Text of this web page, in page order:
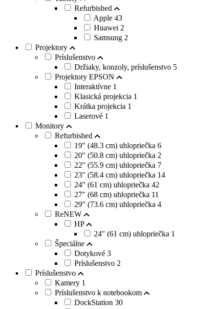
Refurbished
Apple 43
Huawei 2
Samsung 2
Projektory
Príslušenstvo
Držiaky, konzoly, príslušenstvo 5
Projektory EPSON
Interaktívne 1
Klasická projekcia 1
Krátka projekcia 1
Laserové 1
Monitory
Refurbished
19" (48.3 cm) uhlopriečka 6
20" (50.8 cm) uhlopriečka 2
22" (55.9 cm) uhlopriečka 7
23" (58.4 cm) uhlopriečka 14
24" (61 cm) uhlopriečka 42
27" (68 cm) uhlopriečka 11
29" (73.6 cm) uhlopriečka 4
ReNEW
HP
24" (61 cm) uhlopriečka 1
Špeciálne
Dotykové 3
Príslušenstvo 2
Príslušenstvo
Kamery 1
Príslušenstvo k notebookom
DockStation 30